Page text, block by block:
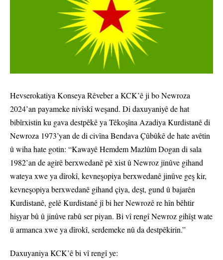
Hevserokatiya Konseya Rêveber a KCK’ê ji bo Newroza
2024’an payameke nivîskî weşand. Di daxuyaniyê de hat
bibîrxistin ku gava destpêkê ya Têkoşîna Azadiya Kurdistanê di
Newroza 1973’yan de di civîna Bendava Çûbûkê de hate avêtin
û wiha hate gotin: “Kawayê Hemdem Mazlûm Dogan di sala
1982’an de agirê berxwedanê pê xist û Newroz jinûve gihand
wateya xwe ya dîrokî, kevneşopiya berxwedanê jinûve geş kir,
kevneşopiya berxwedanê gihand çiya, deşt, gund û bajarên
Kurdistanê, gelê Kurdistanê jî bi her Newrozê re hîn bêhtir
hişyar bû û jinûve rabû ser piyan. Bi vî rengî Newroz gihîşt wate
û armanca xwe ya dîrokî, serdemeke nû da destpêkirin.”
Daxuyaniya KCK’ê bi vî rengî ye: